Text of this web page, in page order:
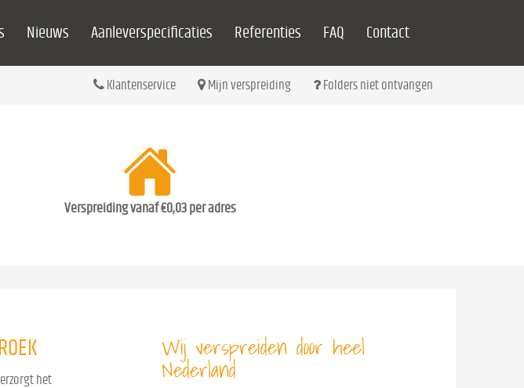
Nieuws Aanleverspecificaties Referenties FAQ Contact
Klantenservice Mijn verspreiding Folders niet ontvangen
Verspreiding vanaf €0,03 per adres
het
Wij verspreiden door heel
Nederland